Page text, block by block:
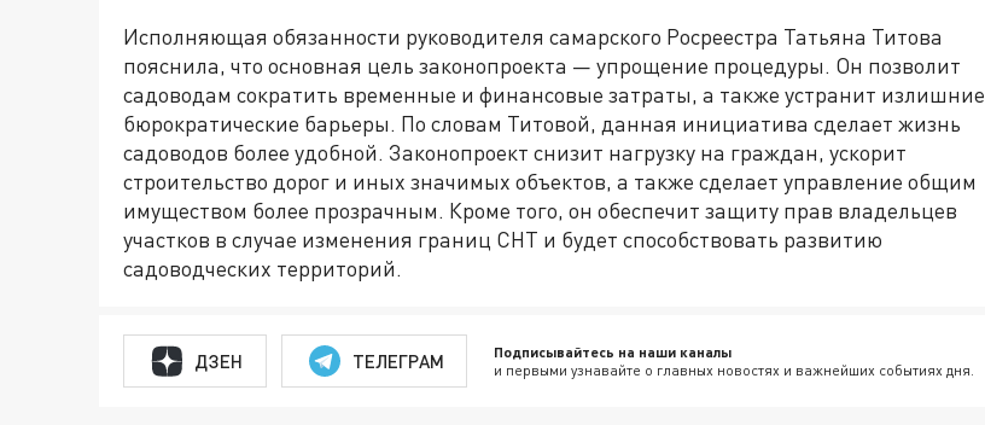
Исполняющая обязанности руководителя самарского Росреестра Татьяна Титова
пояснила, что основная цель законопроекта — упрощение процедуры. Он позволит
садоводам сократить временные и финансовые затраты, а также устранит излишние
бюрократические барьеры. По словам Титовой, данная инициатива сделает жизнь
садоводов более удобной. Законопроект снизит нагрузку на граждан, ускорит
строительство дорог и иных значимых объектов, а также сделает управление общим
имуществом более прозрачным. Кроме того, он обеспечит защиту прав владельцев
участков в случае изменения границ СНТ и будет способствовать развитию
садоводческих территорий.
ДЗЕН ТЕЛЕГРАМ Подписывайтесь на наши каналы
и первыми узнавайте о главных новостях и важнейших событиях дня.